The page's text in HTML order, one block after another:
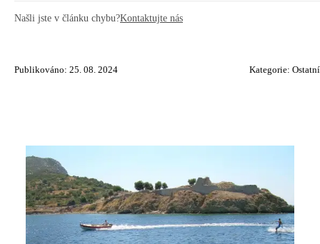
Našli jste v článku chybu?Kontaktujte nás
Publikováno: 25. 08. 2024 Kategorie: Ostatní